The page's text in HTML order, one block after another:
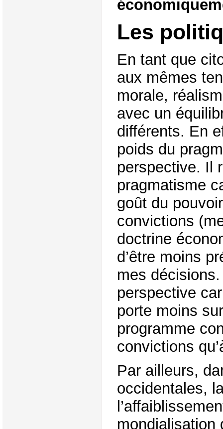
Les
En tant que
aux mêmes
morale,
avec un
différents. En
poids du
perspective. Il
pragmatisme
goût du
convictions
doctrine
d’être moins
mes
perspective
porte moins
programme
convictions
Par ailleurs,
occidentales,
mondialisation